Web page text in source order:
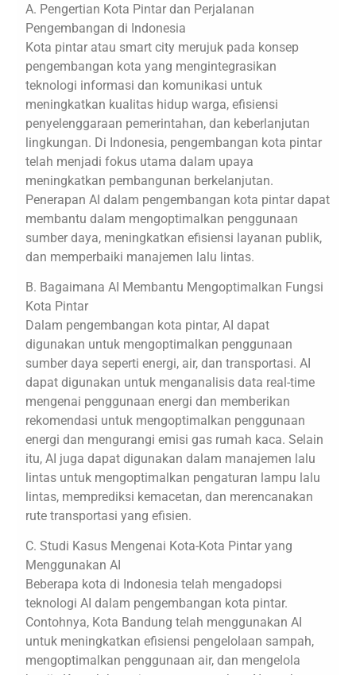
A. Pengertian Kota Pintar dan Perjalanan
Pengembangan di Indonesia
Kota pintar atau smart city merujuk pada konsep
pengembangan kota yang mengintegrasikan
teknologi informasi dan komunikasi untuk
meningkatkan kualitas hidup warga, efisiensi
penyelenggaraan pemerintahan, dan keberlanjutan
lingkungan. Di Indonesia, pengembangan kota pintar
telah menjadi fokus utama dalam upaya
meningkatkan pembangunan berkelanjutan.
Penerapan AI dalam pengembangan kota pintar dapat
membantu dalam mengoptimalkan penggunaan
sumber daya, meningkatkan efisiensi layanan publik,
dan memperbaiki manajemen lalu lintas.
B. Bagaimana AI Membantu Mengoptimalkan Fungsi
Kota Pintar
Dalam pengembangan kota pintar, AI dapat
digunakan untuk mengoptimalkan penggunaan
sumber daya seperti energi, air, dan transportasi. AI
dapat digunakan untuk menganalisis data real-time
mengenai penggunaan energi dan memberikan
rekomendasi untuk mengoptimalkan penggunaan
energi dan mengurangi emisi gas rumah kaca. Selain
itu, AI juga dapat digunakan dalam manajemen lalu
lintas untuk mengoptimalkan pengaturan lampu lalu
lintas, memprediksi kemacetan, dan merencanakan
rute transportasi yang efisien.
C. Studi Kasus Mengenai Kota-Kota Pintar yang
Menggunakan AI
Beberapa kota di Indonesia telah mengadopsi
teknologi AI dalam pengembangan kota pintar.
Contohnya, Kota Bandung telah menggunakan AI
untuk meningkatkan efisiensi pengelolaan sampah,
mengoptimalkan penggunaan air, dan mengelola